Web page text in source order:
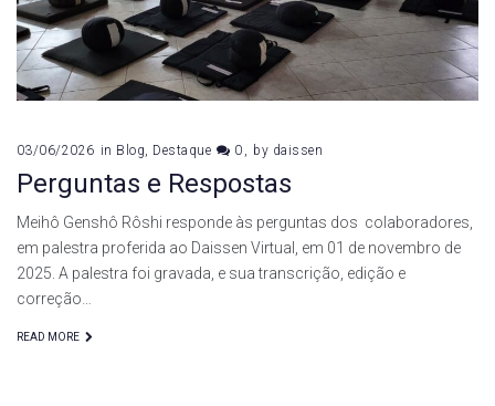
de
2026
03/06/2026 in Blog, Destaque 0 by daissen
Perguntas e Respostas
Meihô Genshô Rôshi responde às perguntas dos colaboradores,
em palestra proferida ao Daissen Virtual, em 01 de novembro de
2025. A palestra foi gravada, e sua transcrição, edição e
correção…
READ MORE